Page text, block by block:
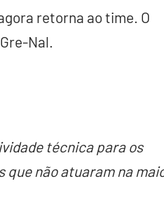
retorna ao time. O
Nal.
técnica para os
que não atuaram na